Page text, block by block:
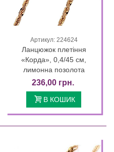
Артикул: 224624
Ланцюжок плетіння
«Корда», 0,4/45 см,
лимонна позолота
236,00 грн.
В КОШИК